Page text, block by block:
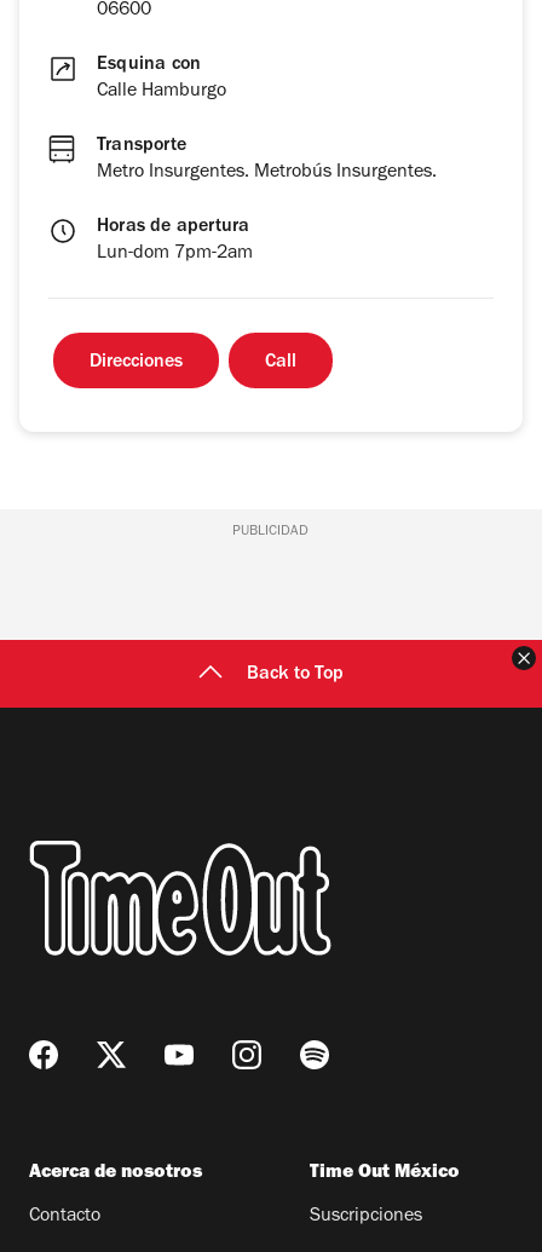
06600
Esquina con
Calle Hamburgo
Transporte
Metro Insurgentes. Metrobús Insurgentes.
Horas de apertura
Lun-dom 7pm-2am
Direcciones Call
PUBLICIDAD
Back to Top
Acerca de nosotros
Contacto
Time Out México
Suscripciones